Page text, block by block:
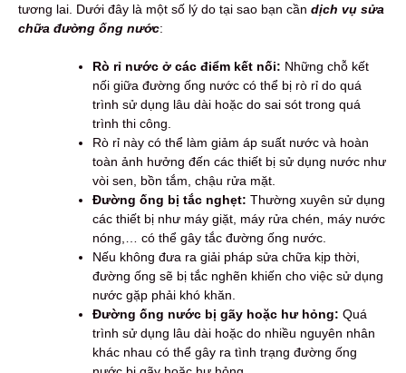
tương lai. Dưới đây là một số lý do tại sao bạn cần dịch vụ sửa
chữa đường ống nước:
Rò rỉ nước ở các điểm kết nối: Những chỗ kết
nối giữa đường ống nước có thể bị rò rỉ do quá
trình sử dụng lâu dài hoặc do sai sót trong quá
trình thi công.
Rò rỉ này có thể làm giảm áp suất nước và hoàn
toàn ảnh hưởng đến các thiết bị sử dụng nước như
vòi sen, bồn tắm, chậu rửa mặt.
Đường ống bị tắc nghẹt: Thường xuyên sử dụng
các thiết bị như máy giặt, máy rửa chén, máy nước
nóng,… có thể gây tắc đường ống nước.
Nếu không đưa ra giải pháp sửa chữa kịp thời,
đường ống sẽ bị tắc nghẽn khiến cho việc sử dụng
nước gặp phải khó khăn.
Đường ống nước bị gãy hoặc hư hỏng: Quá
trình sử dụng lâu dài hoặc do nhiều nguyên nhân
khác nhau có thể gây ra tình trạng đường ống